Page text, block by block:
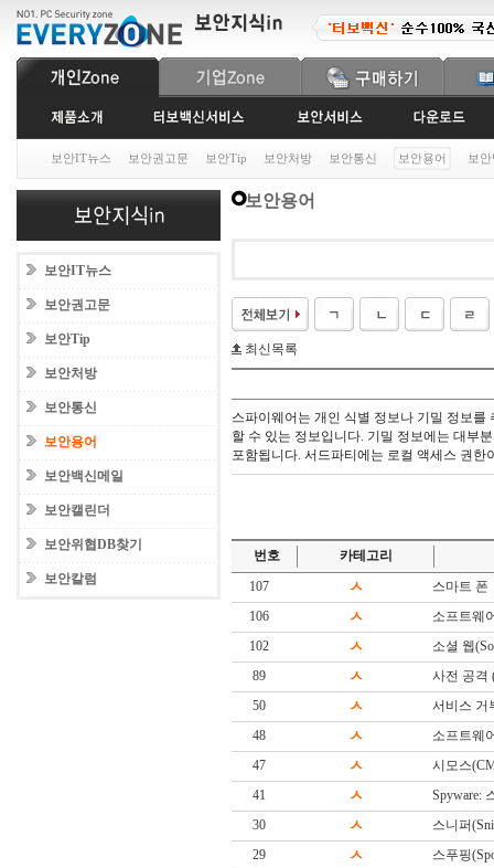
보안IT뉴스 보안권고문 보안Tip 보안처방 보안통신 보안용어 보
보안IT뉴스
보안권고문
보안Tip
보안처방
보안통신
보안용어
보안백신메일
보안캘린더
보안위협DB찾기
보안칼럼
보안용어
최신목록
스파이웨어는 개인 식별 정보나 기밀 정보
할 수 있는 정보입니다. 기밀 정보에는 대부
포함됩니다. 서드파티에는 로컬 액세스 권
번호
카테고리
107
ㅅ
스마트 폰
106
ㅅ
소프트웨
102
ㅅ
소셜 웹
89
ㅅ
사전 공격
50
ㅅ
서비스 거
48
ㅅ
소프트웨
47
ㅅ
시모스
41
ㅅ
Spyware:
30
ㅅ
스니퍼
29
ㅅ 스푸핑